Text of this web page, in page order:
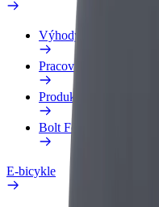
Výhody
Pracovný profil
Produkty
Bolt Food pre Business
E-bicykle